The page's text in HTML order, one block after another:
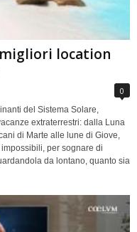
location
0
del Sistema Solare,
extraterrestri: dalla Luna
di Marte alle lune di Giove,
per sognare di
da lontano, quanto sia